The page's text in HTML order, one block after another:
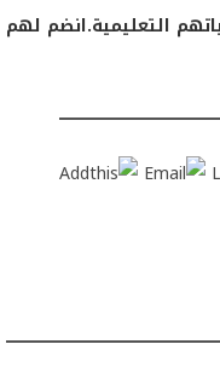
التعليمية.انضم لهم